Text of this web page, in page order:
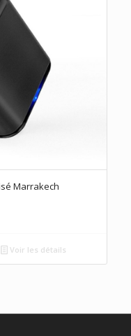
Marrakech
Voir les détails